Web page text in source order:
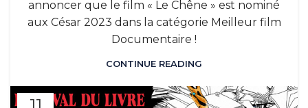
annoncer que le film « Le Chêne » est nominé
aux César 2023 dans la catégorie Meilleur film
Documentaire !
CONTINUE READING